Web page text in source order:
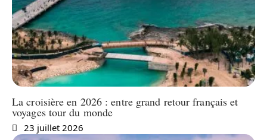
La croisière en 2026 : entre grand retour français et
voyages tour du monde
23 juillet 2026